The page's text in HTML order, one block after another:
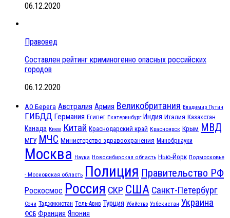
06.12.2020
Правовед
Составлен рейтинг криминогенно опасных российских
городов
06.12.2020
АО Берега Австралия Армия Великобритания Владимир Путин
ГИБДД Германия Египет Екатеринбург Индия Италия Казахстан
Канада Киев Китай Краснодарский край Красноярск Крым МВД
МГУ МЧС Министерство здравоохранения Минобрнауки
Москва Наука Новосибирская область Нью-Йорк Подмосковье
- Московская область Полиция Правительство РФ
Роскосмос Россия СКР США Санкт-Петербург
Сочи Таджикистан Тель-Авив Турция Убийство Узбекистан Украина
ФСБ Франция Япония